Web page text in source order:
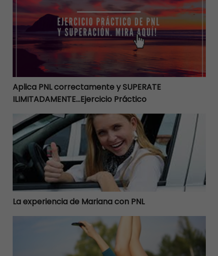
Aplica PNL correctamente y SUPERATE
Aplica PNL correctamente y SUPERATE
ILIMITADAMENTE…Ejercicio Práctico
La experiencia de Mariana con PNL
La experiencia de Mariana con PNL
La Inteligencia emocional y Programación